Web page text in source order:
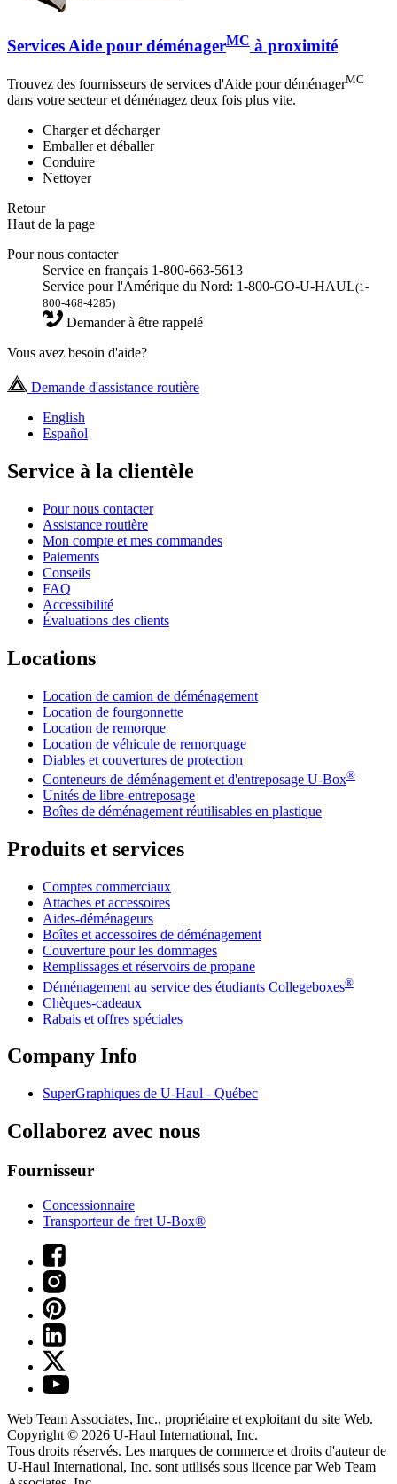
Services Aide pour déménagerMC à proximité
Trouvez des fournisseurs de services d'Aide pour déménagerMC
dans votre secteur et déménagez deux fois plus vite.
Charger et décharger
Emballer et déballer
Conduire
Nettoyer
Retour
Haut de la page
Pour nous contacter
Service en français 1-800-663-5613
Service pour l'Amérique du Nord: 1-800-GO-U-HAUL(1-
800-468-4285)
Demander à être rappelé
Vous avez besoin d'aide?
Demande d'assistance routière
English
Español
Service à la clientèle
Pour nous contacter
Assistance routière
Mon compte et mes commandes
Paiements
Conseils
FAQ
Accessibilité
Évaluations des clients
Locations
Location de camion de déménagement
Location de fourgonnette
Location de remorque
Location de véhicule de remorquage
Diables et couvertures de protection
Conteneurs de déménagement et d'entreposage U-Box®
Unités de libre-entreposage
Boîtes de déménagement réutilisables en plastique
Produits et services
Comptes commerciaux
Attaches et accessoires
Aides-déménageurs
Boîtes et accessoires de déménagement
Couverture pour les dommages
Remplissages et réservoirs de propane
Déménagement au service des étudiants Collegeboxes®
Chèques-cadeaux
Rabais et offres spéciales
Company Info
SuperGraphiques de U-Haul - Québec
Collaborez avec nous
Fournisseur
Concessionnaire
Transporteur de fret U-Box®
Web Team Associates, Inc., propriétaire et exploitant du site Web.
Copyright © 2026 U-Haul International, Inc.
Tous droits réservés. Les marques de commerce et droits d'auteur de
U-Haul International, Inc. sont utilisés sous licence par Web Team